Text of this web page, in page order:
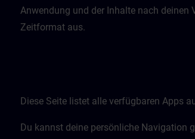
Anwendung und der Inhalte nach deinen
Zeitformat aus.
Diese Seite listet alle verfügbaren Apps
Du kannst deine persönliche Navigation